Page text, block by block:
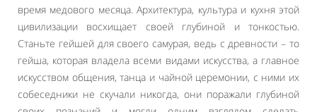
время медового месяца. Архитектура, культура и кухня этой
цивилизации восхищает своей глубиной и тонкостью.
Станьте гейшей для своего самурая, ведь с древности – то
гейша, которая владела всеми видами искусства, а главное
искусством общения, танца и чайной церемонии, с ними их
собеседники не скучали никогда, они поражали глубиной